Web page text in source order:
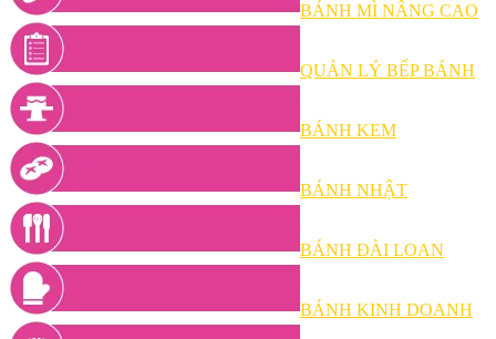
BÁNH MÌ NÂNG CAO
QUẢN LÝ BẾP BÁNH
BÁNH KEM
BÁNH NHẬT
BÁNH ĐÀI LOAN
BÁNH KINH DOANH